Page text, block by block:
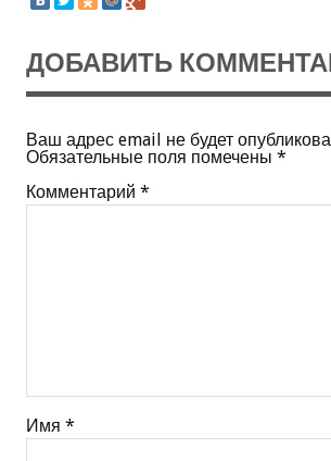
ДОБАВИТЬ
Ваш адрес email не будет
Обязательные поля помечены *
Комментарий *
Имя *